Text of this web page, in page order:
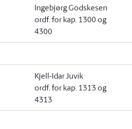
Ingebjørg Godskesen
ordf. for kap. 1300 og
4300
Kjell-Idar Juvik
ordf. for kap. 1313 og
4313